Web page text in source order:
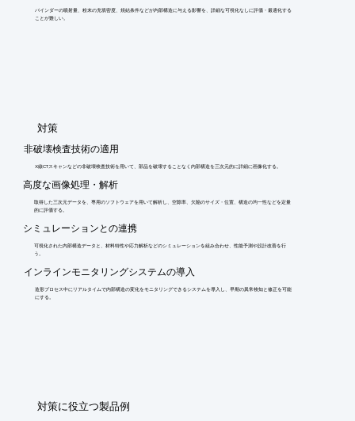
バインダーの噴射量、粉末の充填密度、焼結条件などが内部構造に与える影響を、詳細な可視化なしに評価・最適化する
ことが難しい。
​対策
非破壊検査技術の適用
X線CTスキャンなどの非破壊検査技術を用いて、部品を破壊することなく内部構造を三次元的に詳細に画像化する。
高度な画像処理・解析
取得した三次元データを、専用のソフトウェアを用いて解析し、空隙率、欠陥のサイズ・位置、構造の均一性などを定量
的に評価する。
シミュレーションとの連携
可視化された内部構造データと、材料特性や応力解析などのシミュレーションを組み合わせ、性能予測や設計改善を行
う。
インラインモニタリングシステムの導入
造形プロセス中にリアルタイムで内部構造の変化をモニタリングできるシステムを導入し、早期の異常検知と修正を可能
にする。
​対策に役立つ製品例